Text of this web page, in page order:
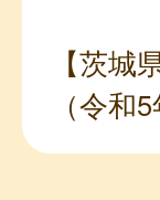
【茨
（令和